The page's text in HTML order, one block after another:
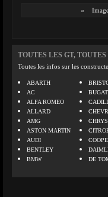
«
TOUTES LES GT,
Toutes les infos sur les
ABARTH
AC
ALFA ROMEO
ALLARD
AMG
ASTON MARTIN
AUDI
BENTLEY
BMW
DE